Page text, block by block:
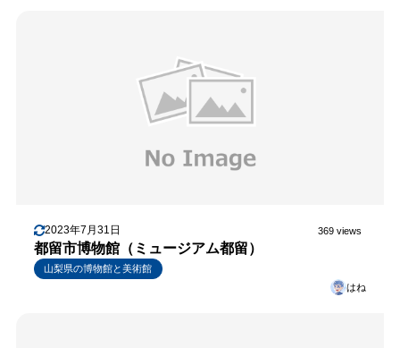
2023年7月31日 369 views
都留市博物館（ミュージアム都留）
山梨県の博物館と美術館
はね